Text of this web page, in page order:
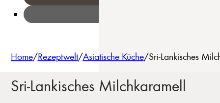
Home/Rezeptwelt/Asiatische Küche/Sri-Lankisches
Sri-Lankisches Milchkaramell